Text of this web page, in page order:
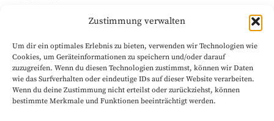
Zustimmung verwalten
Um dir ein optimales Erlebnis zu bieten, verwenden wir Technologien wie
Cookies, um Geräteinformationen zu speichern und/oder darauf
zuzugreifen. Wenn du diesen Technologien zustimmst, können wir Daten
wie das Surfverhalten oder eindeutige IDs auf dieser Website verarbeiten.
Wenn du deine Zustimmung nicht erteilst oder zurückziehst, können
bestimmte Merkmale und Funktionen beeinträchtigt werden.
Rechtliches
Datenschutzerklärung